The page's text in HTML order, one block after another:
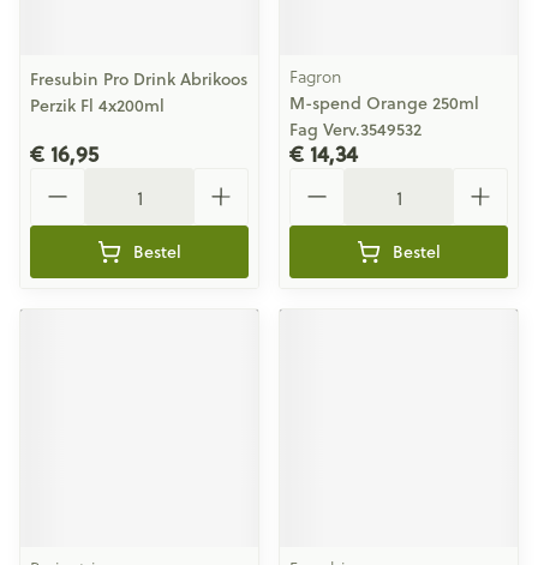
Fresubin Pro Drink Abrikoos
Perzik Fl 4x200ml
€ 16,95
Bestel
Fagron
M-spend Orange 250ml
Fag Verv.3549532
€ 14,34
Bestel